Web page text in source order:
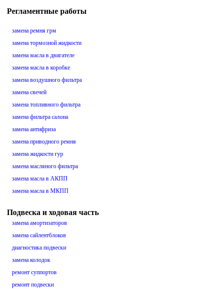
Регламентные работы
замена ремня грм
замена тормозной жидкости
замена масла в двигателе
замена масла в коробке
замена воздушного фильтра
замена свечей
замена топливного фильтра
замена фильтра салона
замена антифриза
замена приводного ремня
замена жидкости гур
замена масляного фильтра
замена масла в АКПП
замена масла в МКПП
Подвеска и ходовая часть
замена амортизаторов
замена сайлентблоков
диагностика подвески
замена колодок
ремонт суппортов
ремонт подвески